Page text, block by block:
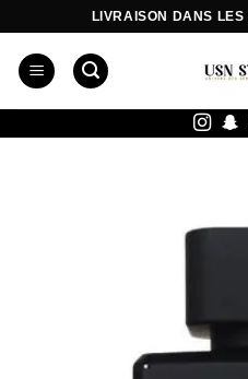
contenu
LIVRAISON DANS